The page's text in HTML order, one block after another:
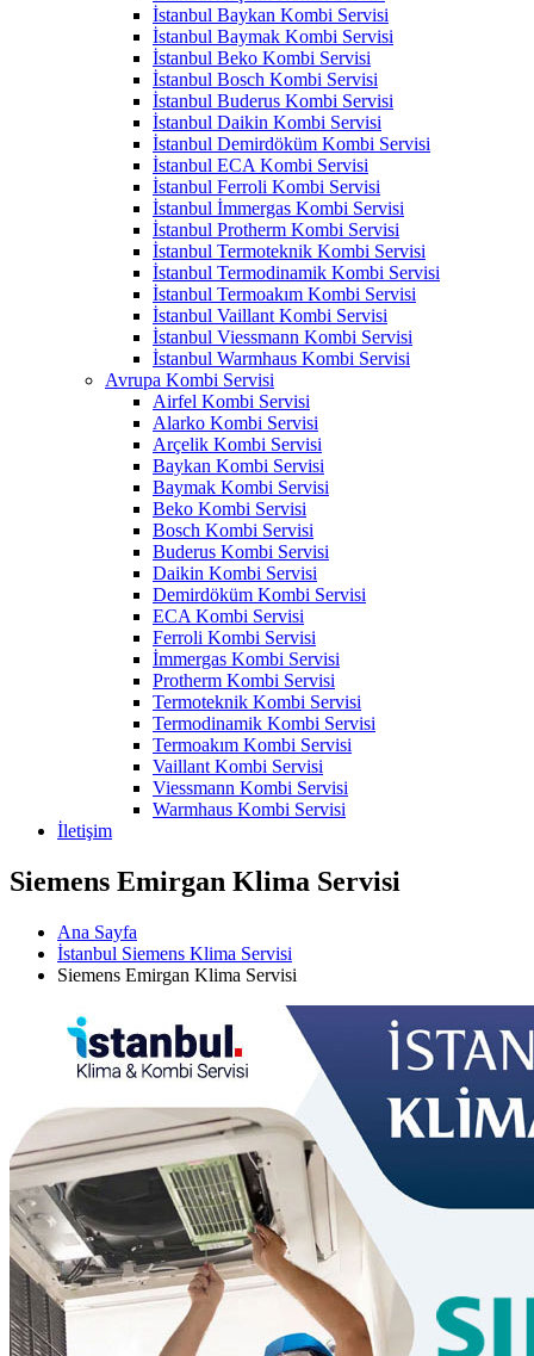
İstanbul Baykan Kombi Servisi
İstanbul Baymak Kombi Servisi
İstanbul Beko Kombi Servisi
İstanbul Bosch Kombi Servisi
İstanbul Buderus Kombi Servisi
İstanbul Daikin Kombi Servisi
İstanbul Demirdöküm Kombi Servisi
İstanbul ECA Kombi Servisi
İstanbul Ferroli Kombi Servisi
İstanbul İmmergas Kombi Servisi
İstanbul Protherm Kombi Servisi
İstanbul Termoteknik Kombi Servisi
İstanbul Termodinamik Kombi Servisi
İstanbul Termoakım Kombi Servisi
İstanbul Vaillant Kombi Servisi
İstanbul Viessmann Kombi Servisi
İstanbul Warmhaus Kombi Servisi
Avrupa Kombi Servisi
Airfel Kombi Servisi
Alarko Kombi Servisi
Arçelik Kombi Servisi
Baykan Kombi Servisi
Baymak Kombi Servisi
Beko Kombi Servisi
Bosch Kombi Servisi
Buderus Kombi Servisi
Daikin Kombi Servisi
Demirdöküm Kombi Servisi
ECA Kombi Servisi
Ferroli Kombi Servisi
İmmergas Kombi Servisi
Protherm Kombi Servisi
Termoteknik Kombi Servisi
Termodinamik Kombi Servisi
Termoakım Kombi Servisi
Vaillant Kombi Servisi
Viessmann Kombi Servisi
Warmhaus Kombi Servisi
İletişim
Siemens Emirgan Klima Servisi
Ana Sayfa
İstanbul Siemens Klima Servisi
Siemens Emirgan Klima Servisi